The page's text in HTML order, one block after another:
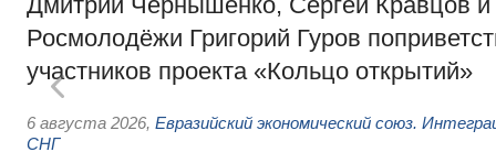
Росмолодёжи Григорий Гуров
участников проекта «Кольцо открытий»
6 августа 2026, Евразийский экономический союз.
СНГ